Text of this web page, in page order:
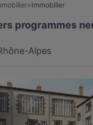
>Immobilier
programmes
Alpes